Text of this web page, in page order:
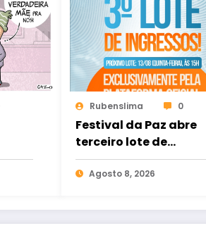
Rubenslima 0
Festival da Paz abre
terceiro lote de
ingressos no dia 13 de
agosto
Agosto 8, 2026